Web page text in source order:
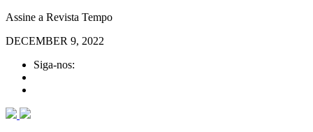
Assine a Revista Tempo
DECEMBER 9, 2022
Siga-nos: